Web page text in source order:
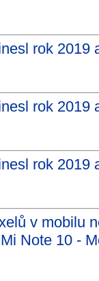
rok 2019
rok 2019
rok 2019
v mobilu
Note 10 -